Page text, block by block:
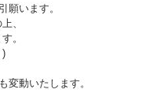
願います。
、
。
)
変動いたします。